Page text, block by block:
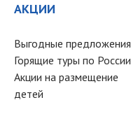
АКЦИИ
Выгодные предложения
Горящие туры по России
Акции на размещение
детей